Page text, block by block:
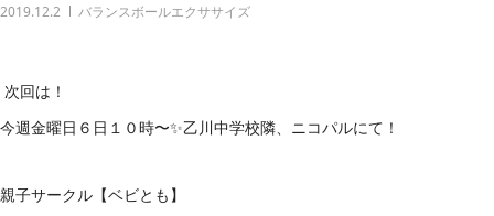
2019.12.2 バランスボールエクササイズ
次回は！
今週金曜日６日１０時〜✨乙川中学校隣、ニコパルにて！
親子サークル【ベビとも】